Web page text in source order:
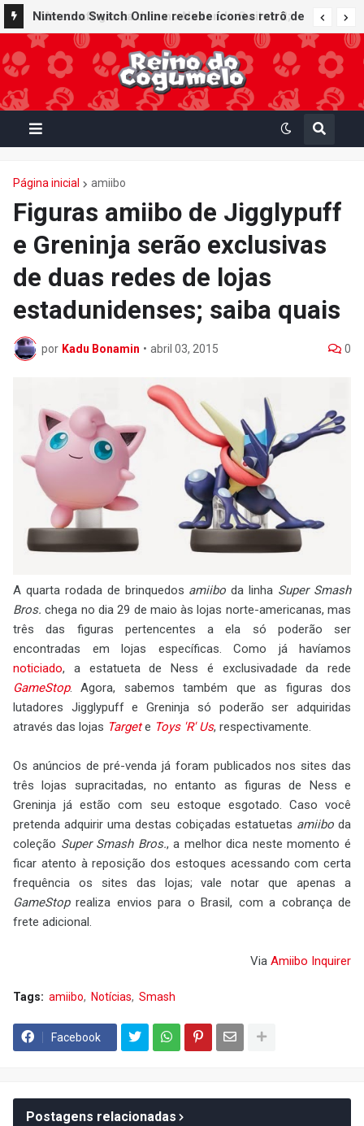
Nintendo Switch Online recebe ícones retrô de
Mario Paint (SNES) e Mario Kart: Super Circuit
(GBA)
Página inicial amiibo
Figuras amiibo de Jigglypuff
e Greninja serão exclusivas
de duas redes de lojas
estadunidenses; saiba quais
por Kadu Bonamin • abril 03, 2015 0
A quarta rodada de brinquedos amiibo da linha Super Smash
Bros. chega no dia 29 de maio às lojas norte-americanas, mas
três das figuras pertencentes a ela só poderão ser
encontradas em lojas específicas. Como já havíamos
noticiado, a estatueta de Ness é exclusivadade da rede
GameStop. Agora, sabemos também que as figuras dos
lutadores Jigglypuff e Greninja só poderão ser adquiridas
através das lojas Targete Toys 'R' Us, respectivamente.
Os anúncios de pré-venda já foram publicados nos sites das
três lojas supracitadas, no entanto as figuras de Ness e
Greninja já estão com seu estoque esgotado. Caso você
pretenda adquirir uma destas cobiçadas estatuetas amiibo da
coleção Super Smash Bros., a melhor dica neste momento é
ficar atento à reposição dos estoques acessando com certa
frequência os sites das lojas; vale notar que apenas a
GameStoprealiza envios para o Brasil, com a cobrança de
frete adicional.
Via Amiibo Inquirer
Tags: amiibo Notícias Smash
Facebook
Postagens relacionadas